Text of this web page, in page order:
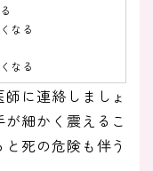
なる
なる
に連絡しましょ
細かく震えるこ
死の危険も伴う